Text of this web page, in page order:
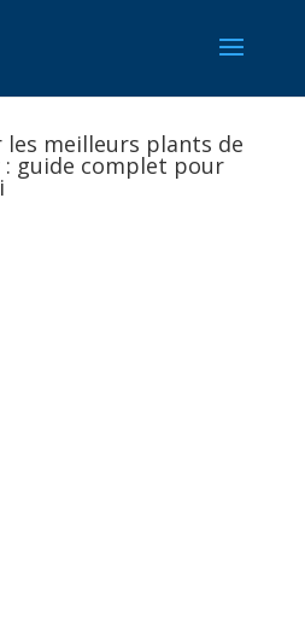
meilleurs plants de
: guide complet pour